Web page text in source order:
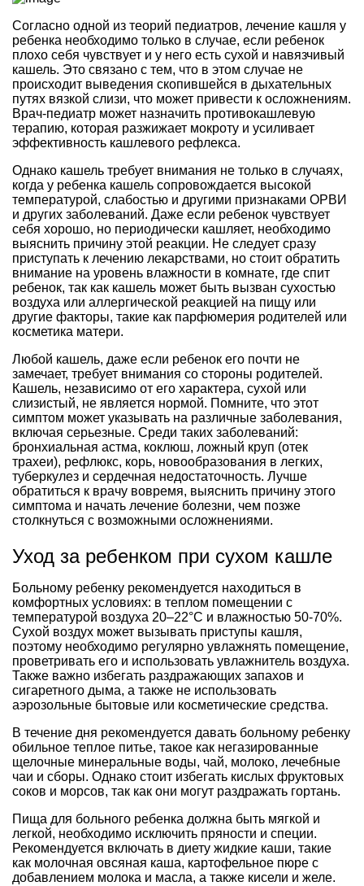
Согласно одной из теорий педиатров, лечение кашля у
ребенка необходимо только в случае, если ребенок
плохо себя чувствует и у него есть сухой и навязчивый
кашель. Это связано с тем, что в этом случае не
происходит выведения скопившейся в дыхательных
путях вязкой слизи, что может привести к осложнениям.
Врач-педиатр может назначить противокашлевую
терапию, которая разжижает мокроту и усиливает
эффективность кашлевого рефлекса.
Однако кашель требует внимания не только в случаях,
когда у ребенка кашель сопровождается высокой
температурой, слабостью и другими признаками ОРВИ
и других заболеваний. Даже если ребенок чувствует
себя хорошо, но периодически кашляет, необходимо
выяснить причину этой реакции. Не следует сразу
приступать к лечению лекарствами, но стоит обратить
внимание на уровень влажности в комнате, где спит
ребенок, так как кашель может быть вызван сухостью
воздуха или аллергической реакцией на пищу или
другие факторы, такие как парфюмерия родителей или
косметика матери.
Любой кашель, даже если ребенок его почти не
замечает, требует внимания со стороны родителей.
Кашель, независимо от его характера, сухой или
слизистый, не является нормой. Помните, что этот
симптом может указывать на различные заболевания,
включая серьезные. Среди таких заболеваний:
бронхиальная астма, коклюш, ложный круп (отек
трахеи), рефлюкс, корь, новообразования в легких,
туберкулез и сердечная недостаточность. Лучше
обратиться к врачу вовремя, выяснить причину этого
симптома и начать лечение болезни, чем позже
столкнуться с возможными осложнениями.
Уход за ребенком при сухом кашле
Больному ребенку рекомендуется находиться в
комфортных условиях: в теплом помещении с
температурой воздуха 20–22°С и влажностью 50-70%.
Сухой воздух может вызывать приступы кашля,
поэтому необходимо регулярно увлажнять помещение,
проветривать его и использовать увлажнитель воздуха.
Также важно избегать раздражающих запахов и
сигаретного дыма, а также не использовать
аэрозольные бытовые или косметические средства.
В течение дня рекомендуется давать больному ребенку
обильное теплое питье, такое как негазированные
щелочные минеральные воды, чай, молоко, лечебные
чаи и сборы. Однако стоит избегать кислых фруктовых
соков и морсов, так как они могут раздражать гортань.
Пища для больного ребенка должна быть мягкой и
легкой, необходимо исключить пряности и специи.
Рекомендуется включать в диету жидкие каши, такие
как молочная овсяная каша, картофельное пюре с
добавлением молока и масла, а также кисели и желе.